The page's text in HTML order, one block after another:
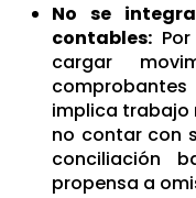
No se
contables: P
cargar
implica trabajo
no contar con
conciliación
propensa a